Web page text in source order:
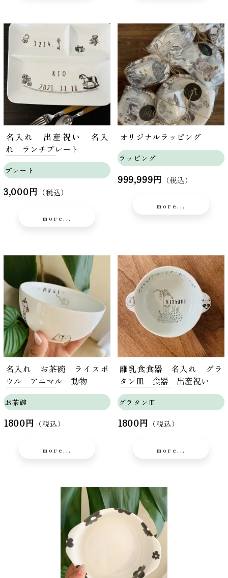
名入れ 出産祝い 名入
れ ランチプレート
プレート
3,000円 （税込）
more...
オリジナルラッピング
ラッピング
999,999円 （税込）
more...
名入れ お茶碗 ライスボ
ウル アニマル 動物
お茶碗
1800円 （税込）
more...
離乳食食器 名入れ グラ
タン皿 食器 出産祝い
グラタン皿
1800円 （税込）
more...